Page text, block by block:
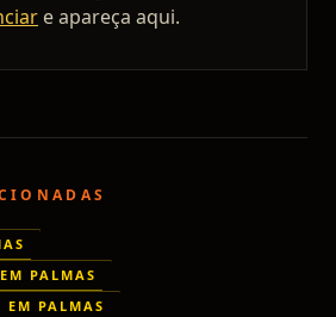
e apareça aqui.
PALMAS
EM PALMAS